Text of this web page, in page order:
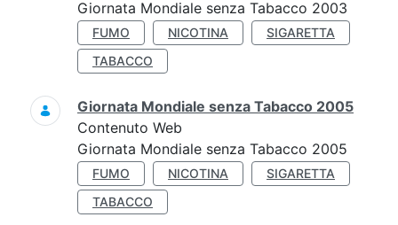
Giornata Mondiale senza Tabacco 2003
FUMO NICOTINA
SIGARETTA
TABACCO
Giornata Mondiale senza Tabacco 2005
Contenuto Web
Giornata Mondiale senza Tabacco 2005
FUMO NICOTINA
SIGARETTA
TABACCO